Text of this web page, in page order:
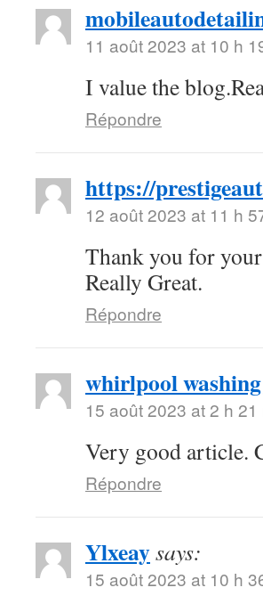
11 août 2023 at 10 h
I value the
Répondre
https://
12 août 2023 at 11 h
Thank you for
Really Great.
Répondre
whirlpool
15 août 2023 at 2 h 21
Very good article.
Répondre
Ylxeaysays:
15 août 2023 at 10 h